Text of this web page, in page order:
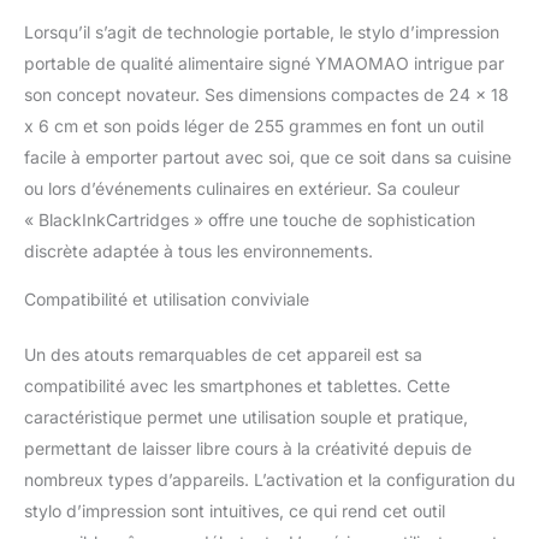
Parfait pour un usage domestique,
professionnel et autre.Puissance : 1200 mAh,
7,2 V. Taille 174 mm * 53 mm * 30 mm.Poids :
standard/charge unique. ღ【FACILE À
UTILISER AVEC L'APP】 L'APP peut définir
différents modèles pour répondre à vos
différents besoins. L'imprimante est destinée
à différentes surfaces, ce qui facilite la
création de designs personnalisés sur
différentes surfaces, créant ainsi plus de
pour imprimer à nouveau sans le télécharger
à nouveau. ღ【SÉCURITÉ ET PROTECTION
DE L'ENVIRONNEMENT】 Choisissez une
encre comestible de haute qualité pour
imprimés sont sûrs à manger et n'affecteront
pas le goût des aliments. Il peut également
Lorsqu’il s’agit de technologie portable, le stylo d’impression
portable de qualité alimentaire signé YMAOMAO intrigue par
son concept novateur. Ses dimensions compactes de 24 x 18
x 6 cm et son poids léger de 255 grammes en font un outil
facile à emporter partout avec soi, que ce soit dans sa cuisine
ou lors d’événements culinaires en extérieur. Sa couleur
« BlackInkCartridges » offre une touche de sophistication
discrète adaptée à tous les environnements.
Compatibilité et utilisation conviviale
Un des atouts remarquables de cet appareil est sa
compatibilité avec les smartphones et tablettes. Cette
caractéristique permet une utilisation souple et pratique,
permettant de laisser libre cours à la créativité depuis de
nombreux types d’appareils. L’activation et la configuration du
stylo d’impression sont intuitives, ce qui rend cet outil